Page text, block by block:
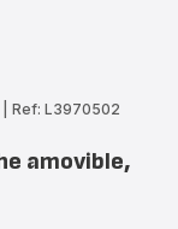
Ref: L3970502
amovible,